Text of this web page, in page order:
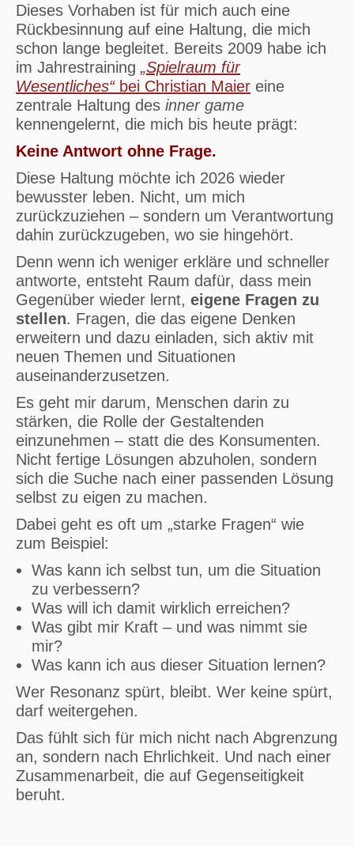
Dieses Vorhaben ist für mich auch eine
Rückbesinnung auf eine Haltung, die mich
schon lange begleitet. Bereits 2009 habe ich
im Jahrestraining „Spielraum für
Wesentliches“bei Christian Maier eine
zentrale Haltung des inner game
kennengelernt, die mich bis heute prägt:
Keine Antwort ohne Frage.
Diese Haltung möchte ich 2026 wieder
bewusster leben. Nicht, um mich
zurückzuziehen – sondern um Verantwortung
dahin zurückzugeben, wo sie hingehört.
Denn wenn ich weniger erkläre und schneller
antworte, entsteht Raum dafür, dass mein
Gegenüber wieder lernt, eigene Fragen zu
stellen. Fragen, die das eigene Denken
erweitern und dazu einladen, sich aktiv mit
neuen Themen und Situationen
auseinanderzusetzen.
Es geht mir darum, Menschen darin zu
stärken, die Rolle der Gestaltenden
einzunehmen – statt die des Konsumenten.
Nicht fertige Lösungen abzuholen, sondern
sich die Suche nach einer passenden Lösung
selbst zu eigen zu machen.
Dabei geht es oft um „starke Fragen“ wie
zum Beispiel:
Was kann ich selbst tun, um die Situation
zu verbessern?
Was will ich damit wirklich erreichen?
Was gibt mir Kraft – und was nimmt sie
mir?
Was kann ich aus dieser Situation lernen?
Wer Resonanz spürt, bleibt. Wer keine spürt,
darf weitergehen.
Das fühlt sich für mich nicht nach Abgrenzung
an, sondern nach Ehrlichkeit. Und nach einer
Zusammenarbeit, die auf Gegenseitigkeit
beruht.